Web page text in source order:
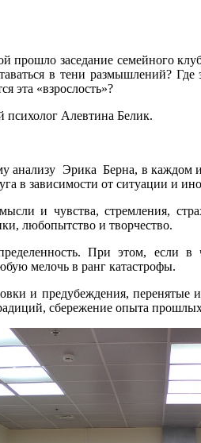
заседание семейного
в тени размышлений? Где
эта «взрослость»?
психолог Алевтина Белик.
анализу Эрика Берна, в каждом
в зависимости от ситуации и
и чувства, стремления,
любопытство и творчество.
При этом, если
мелочь в ранг катастрофы.
и предубеждения,
сбережение опыта